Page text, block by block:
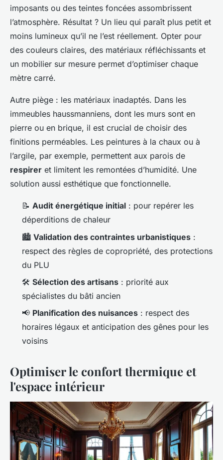
imposants ou des teintes foncées assombrissent
l’atmosphère. Résultat ? Un lieu qui paraît plus petit et
moins lumineux qu’il ne l’est réellement. Opter pour
des couleurs claires, des matériaux réfléchissants et
un mobilier sur mesure permet d’optimiser chaque
mètre carré.
Autre piège : les matériaux inadaptés. Dans les
immeubles haussmanniens, dont les murs sont en
pierre ou en brique, il est crucial de choisir des
finitions perméables. Les peintures à la chaux ou à
l’argile, par exemple, permettent aux parois de
respirer et limitent les remontées d’humidité. Une
solution aussi esthétique que fonctionnelle.
📝 Audit énergétique initial : pour repérer les
déperditions de chaleur
🏙️ Validation des contraintes urbanistiques :
respect des règles de copropriété, des protections
du PLU
🛠️ Sélection des artisans : priorité aux
spécialistes du bâti ancien
📢 Planification des nuisances : respect des
horaires légaux et anticipation des gênes pour les
voisins
Optimiser le confort thermique et
l'espace intérieur